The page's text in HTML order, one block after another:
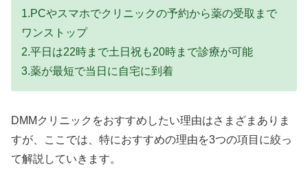
1.PCやスマホでクリニックの予約から薬の受取まで
ワンストップ
2.平日は22時まで土日祝も20時まで診療が可能
3.薬が最短で当日に自宅に到着
DMMクリニックをおすすめしたい理由はさまざまありま
すが、ここでは、特におすすめの理由を3つの項目に絞っ
て解説していきます。